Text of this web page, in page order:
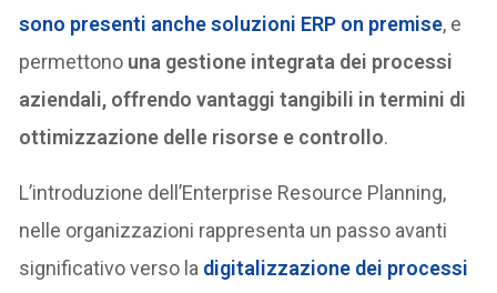
sono presenti anche soluzioni ERP on premise, e
permettono una gestione integrata dei processi
aziendali, offrendo vantaggi tangibili in termini di
ottimizzazione delle risorse e controllo.
L’introduzione dell’Enterprise Resource Planning,
nelle organizzazioni rappresenta un passo avanti
significativo verso la digitalizzazione dei processi